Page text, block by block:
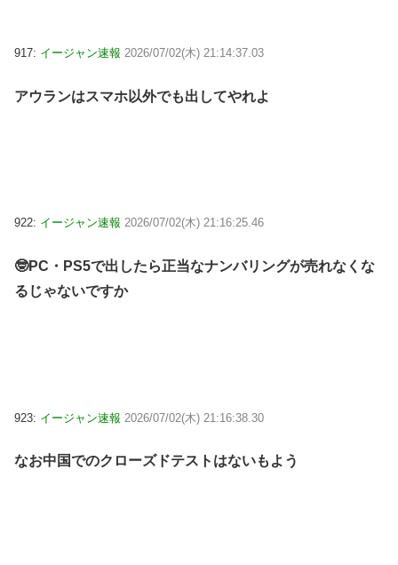
917: イージャン速報 2026/07/02(木) 21:14:37.03
アウランはスマホ以外でも出してやれよ
922: イージャン速報 2026/07/02(木) 21:16:25.46
🤓PC・PS5で出したら正当なナンバリングが売れなくな
るじゃないですか
923: イージャン速報 2026/07/02(木) 21:16:38.30
なお中国でのクローズドテストはないもよう